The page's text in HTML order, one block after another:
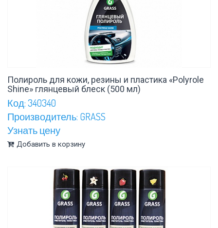
Полироль для кожи, резины и пластика «Polyrole
Shine» глянцевый блеск (500 мл)
Код: 340340
Производитель: GRASS
Узнать цену
Добавить в корзину